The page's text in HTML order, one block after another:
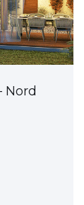
Nord